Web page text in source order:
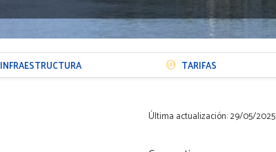
INFRAESTRUCTURA TARIFAS
Última actualización: 29/05/2025